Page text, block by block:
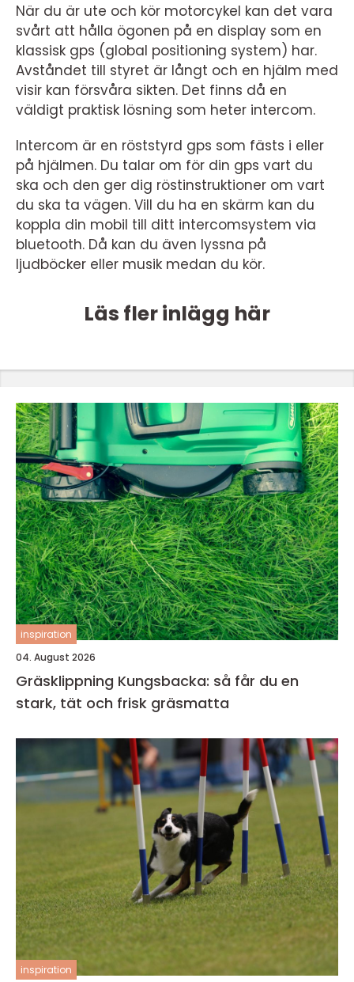
När du är ute och kör motorcykel kan det vara
svårt att hålla ögonen på en display som en
klassisk gps (global positioning system) har.
Avståndet till styret är långt och en hjälm med
visir kan försvåra sikten. Det finns då en
väldigt praktisk lösning som heter intercom.
Intercom är en röststyrd gps som fästs i eller
på hjälmen. Du talar om för din gps vart du
ska och den ger dig röstinstruktioner om vart
du ska ta vägen. Vill du ha en skärm kan du
koppla din mobil till ditt intercomsystem via
bluetooth. Då kan du även lyssna på
ljudböcker eller musik medan du kör.
Läs fler inlägg här
inspiration
04. August 2026
Gräsklippning Kungsbacka: så får du en
stark, tät och frisk gräsmatta
inspiration